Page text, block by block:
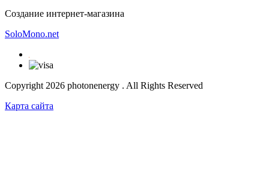
Создание интернет-магазина
SoloMono.net
Copyright 2026 photonenergy . All Rights Reserved
Карта сайта